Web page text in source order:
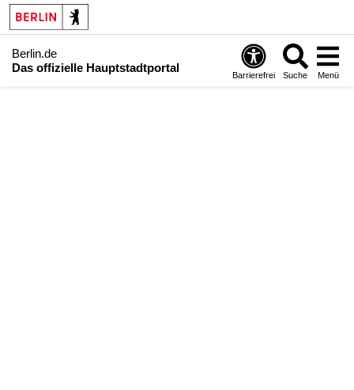
Berlin.de
Das offizielle Hauptstadtportal
Barrierefrei Suche Menü